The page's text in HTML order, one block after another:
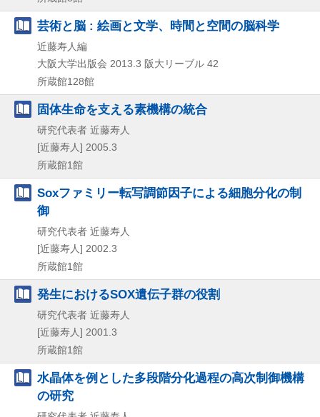
芸術と脳 : 絵画と文学、時間と空間の脳科学
近藤寿人編
大阪大学出版会 2013.3 阪大リーブル 42
所蔵館128館
固体生命を支える素機構の統合
研究代表者 近藤寿人
[近藤寿人] 2005.3
所蔵館1館
Soxファミリー転写調節因子による細胞分化の制
御
研究代表者 近藤寿人
[近藤寿人] 2002.3
所蔵館1館
発生におけるSOX遺伝子群の役割
研究代表者 近藤寿人
[近藤寿人] 2001.3
所蔵館1館
水晶体を例とした多段階分化過程の高次制御機構
の研究